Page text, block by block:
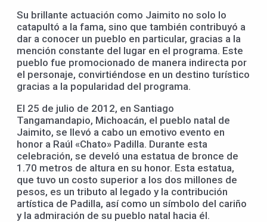
Su brillante actuación como Jaimito no solo lo
catapultó a la fama, sino que también contribuyó a
dar a conocer un pueblo en particular, gracias a la
mención constante del lugar en el programa. Este
pueblo fue promocionado de manera indirecta por
el personaje, convirtiéndose en un destino turístico
gracias a la popularidad del programa.
El 25 de julio de 2012, en Santiago
Tangamandapio, Michoacán, el pueblo natal de
Jaimito, se llevó a cabo un emotivo evento en
honor a Raúl «Chato» Padilla. Durante esta
celebración, se develó una estatua de bronce de
1.70 metros de altura en su honor. Esta estatua,
que tuvo un costo superior a los dos millones de
pesos, es un tributo al legado y la contribución
artística de Padilla, así como un símbolo del cariño
y la admiración de su pueblo natal hacia él.